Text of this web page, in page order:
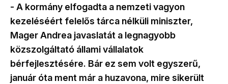
- A kormány elfogadta a nemzeti vagyon
kezeléséért felelős tárca nélküli miniszter,
Mager Andrea javaslatát a legnagyobb
közszolgáltató állami vállalatok
bérfejlesztésére. Bár ez sem volt egyszerű,
január óta ment már a huzavona, mire sikerült